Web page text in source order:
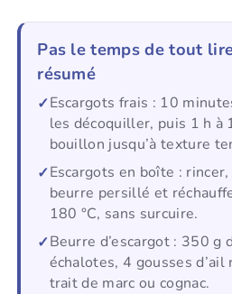
Pas le temps de tout
résumé
Escargots frais : 10
les décoquiller, puis 1 h à
bouillon jusqu’à texture
Escargots en boîte :
beurre persillé et
180 °C, sans surcuire.
Beurre d’escargot : 350 g
échalotes, 4 gousses
trait de marc ou cognac.